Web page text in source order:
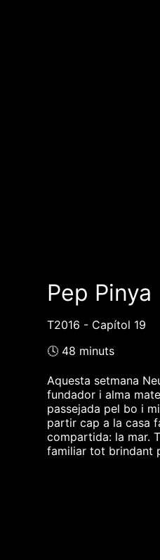
Pep Pinya
T2016 - Capítol 19
🕓 48 minuts
Aquesta setmana
fundador i alma
passejada pel bo i
partir cap a la casa
compartida: la mar.
familiar tot brindant